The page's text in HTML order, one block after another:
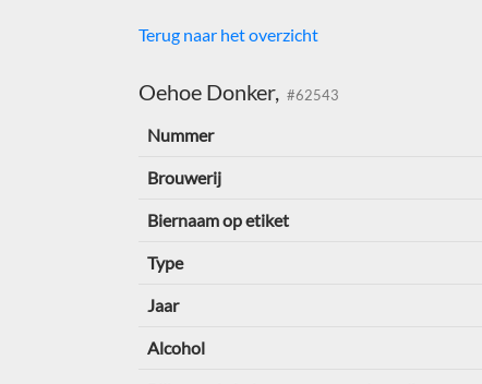
Terug naar het overzicht
Oehoe Donker, #62543
Nummer
Brouwerij
Biernaam op etiket
Type
Jaar
Alcohol